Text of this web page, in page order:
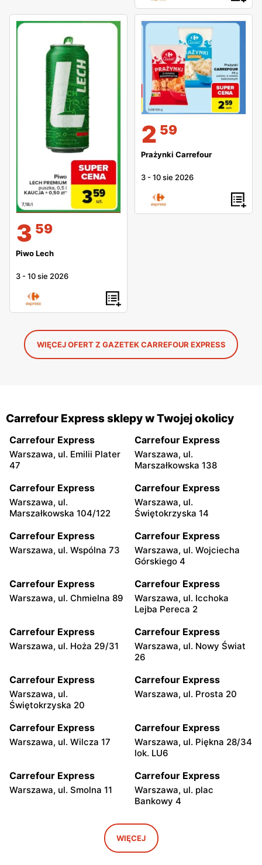
3 59
Piwo Lech
3 -10 sie 2026
2 59
Prażynki Carrefour
3 -10 sie 2026
WIĘCEJ OFERT Z GAZETEK CARREFOUR EXPRESS
Carrefour Express sklepy w Twojej okolicy
Carrefour Express
Warszawa, ul. Emilii Plater
47
Carrefour Express
Warszawa, ul.
Marszałkowska 138
Carrefour Express
Warszawa, ul.
Marszałkowska 104/122
Carrefour Express
Warszawa, ul.
Świętokrzyska 14
Carrefour Express
Warszawa, ul. Wspólna 73
Carrefour Express
Warszawa, ul. Wojciecha
Górskiego 4
Carrefour Express
Warszawa, ul. Chmielna 89
Carrefour Express
Warszawa, ul. Icchoka
Lejba Pereca 2
Carrefour Express
Warszawa, ul. Hoża 29/31
Carrefour Express
Warszawa, ul. Nowy Świat
26
Carrefour Express
Warszawa, ul.
Świętokrzyska 20
Carrefour Express
Warszawa, ul. Prosta 20
Carrefour Express
Warszawa, ul. Wilcza 17
Carrefour Express
Warszawa, ul. Piękna 28/34
lok. LU6
Carrefour Express
Warszawa, ul. Smolna 11
Carrefour Express
Warszawa, ul. plac
Bankowy 4
Warszawa, ul. Krakowskie
Carrefour Express
Warszawa, ul. Antonia
Corazziego 2A
WIĘCEJ